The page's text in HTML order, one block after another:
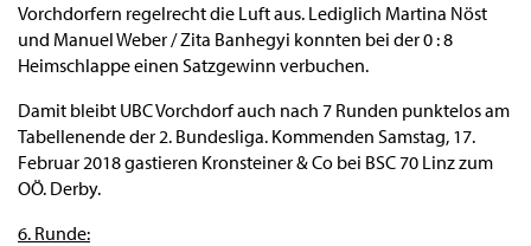
Vorchdorfern regelrecht die Luft aus. Lediglich Martina Nöst
und Manuel Weber / Zita Banhegyi konnten bei der 0 : 8
Heimschlappe einen Satzgewinn verbuchen.
Damit bleibt UBC Vorchdorf auch nach 7 Runden punktelos am
Tabellenende der 2. Bundesliga. Kommenden Samstag, 17.
Februar 2018 gastieren Kronsteiner & Co bei BSC 70 Linz zum
OÖ. Derby.
6. Runde: